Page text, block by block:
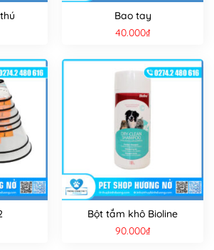
Bao tay
40.000₫
Bột tắm khô Bioline
90.000₫